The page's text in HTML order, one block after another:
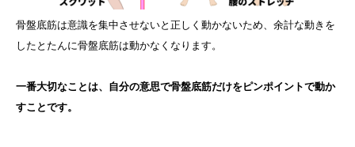
骨盤底筋は意識を集中させないと正しく動かないため、余計な動きを
したとたんに骨盤底筋は動かなくなります。
一番大切なことは、自分の意思で骨盤底筋だけをピンポイントで動か
すことです。